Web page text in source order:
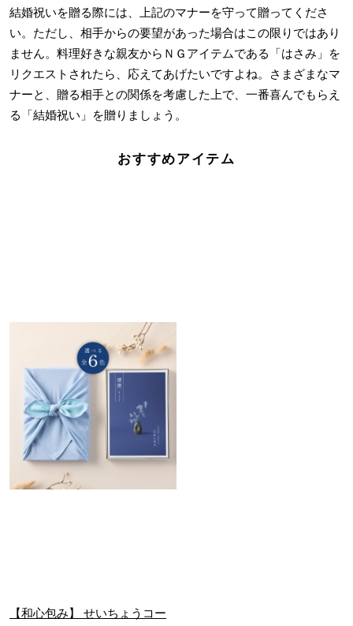
結婚祝いを贈る際には、上記のマナーを守って贈ってくださ
い。ただし、相手からの要望があった場合はこの限りではあり
ません。料理好きな親友からＮＧアイテムである「はさみ」を
リクエストされたら、応えてあげたいですよね。さまざまなマ
ナーと、贈る相手との関係を考慮した上で、一番喜んでもらえ
る「結婚祝い」を贈りましょう。
おすすめアイテム
【和心包み】 せいちょうコー